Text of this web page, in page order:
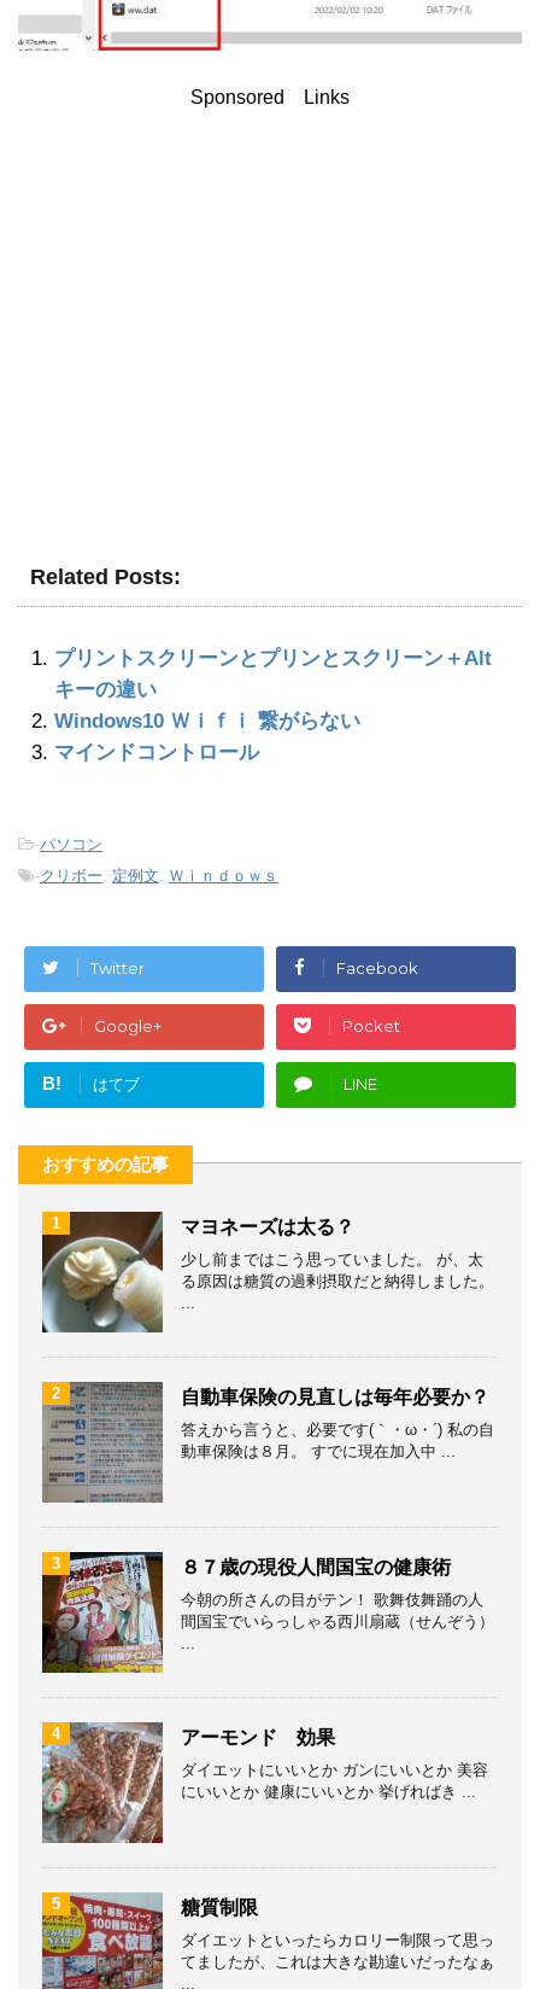
Sponsored Links
Related Posts:
プリントスクリーンとプリンとスクリーン＋Alt
キーの違い
Windows10 Ｗｉｆｉ 繋がらない
マインドコントロール
-パソコン
-クリボー 定例文 Ｗｉｎｄｏｗｓ
Twitter Facebook
Google+ Pocket
B! はてブ LINE
おすすめの記事
1 マヨネーズは太る？
少し前まではこう思っていました。 が、太
る原因は糖質の過剰摂取だと納得しました。
2 自動車保険の見直しは毎年必要か？
答えから言うと、必要です(｀・ω・´) 私の自
動車保険は８月。 すでに現在加入中 ...
3 ８７歳の現役人間国宝の健康術
今朝の所さんの目がテン！ 歌舞伎舞踊の人
間国宝でいらっしゃる西川扇蔵（せんぞう）
4 アーモンド 効果
ダイエットにいいとか ガンにいいとか 美容
にいいとか 健康にいいとか 挙げればき ...
5 糖質制限
ダイエットといったらカロリー制限って思っ
てましたが、これは大きな勘違いだったなぁ